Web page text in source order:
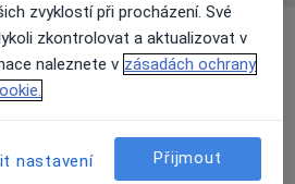
zvyklostí při procházení. Své
zkontrolovat a aktualizovat v
naleznete v zásadách ochrany
nastavení Přijmout